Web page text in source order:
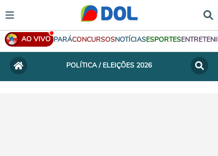
AO VIVO PARÁCONCURSOSNOTÍCIASESPORTES
POLÍTICA / ELEIÇÕES 2026